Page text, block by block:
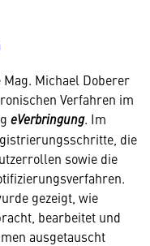
Michael Doberer
Verfahren im
eVerbringung. Im
die
sowie die
gezeigt, wie
bearbeitet und
ausgetauscht